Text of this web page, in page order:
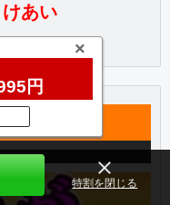
あい
ス
特別割引
円